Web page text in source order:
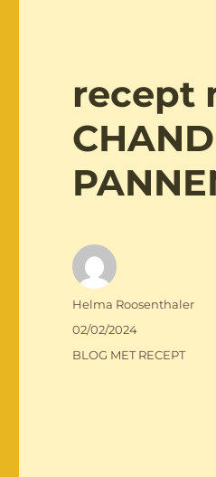
recept
Auteur
Helma Roosenthaler
Geplaatst
02/02/2024
Categorieën
BLOG MET RECEPT